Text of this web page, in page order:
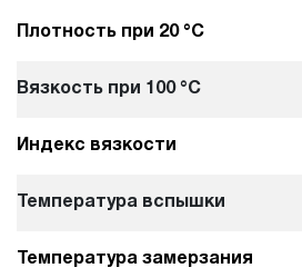
Плотность при 20 °С
Вязкость при 100 °С
Индекс вязкости
Температура вспышки
Температура замерзания